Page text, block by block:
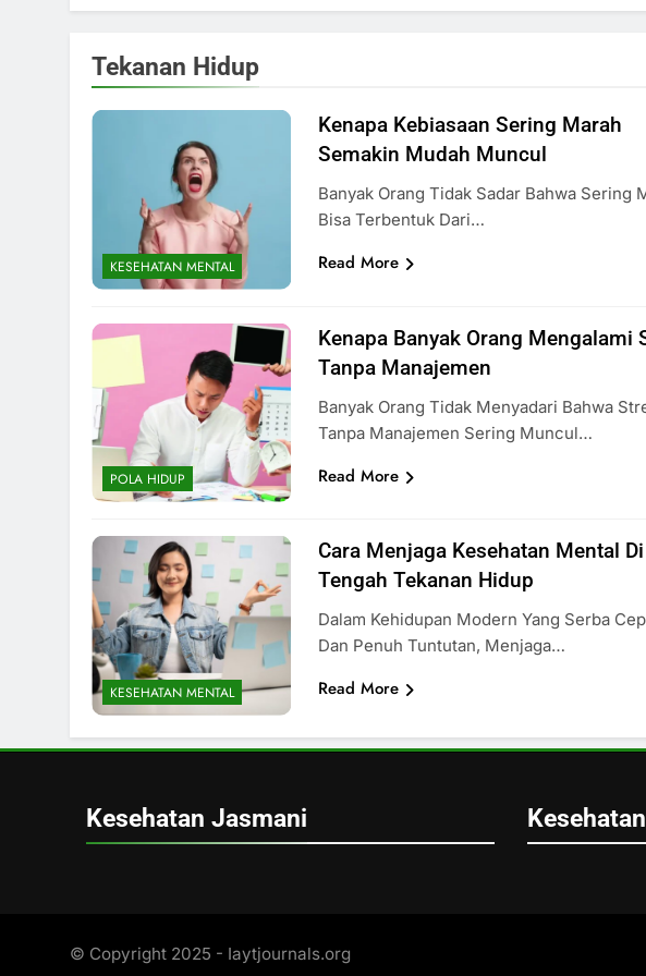
Tekanan Hidup
KESEHATAN MENTAL
Kenapa Kebiasaan Sering Marah
Semakin Mudah Muncul
Banyak Orang Tidak Sadar Bahwa Sering
Bisa Terbentuk Dari…
Read More
POLA HIDUP
Kenapa Banyak Orang Mengalami
Tanpa Manajemen
Banyak Orang Tidak Menyadari Bahwa
Tanpa Manajemen Sering Muncul…
Read More
KESEHATAN MENTAL
Cara Menjaga Kesehatan Mental Di
Tengah Tekanan Hidup
Dalam Kehidupan Modern Yang Serba
Dan Penuh Tuntutan, Menjaga…
Read More
Kesehatan Jasmani
© Copyright 2025 - Iaytjournals.org